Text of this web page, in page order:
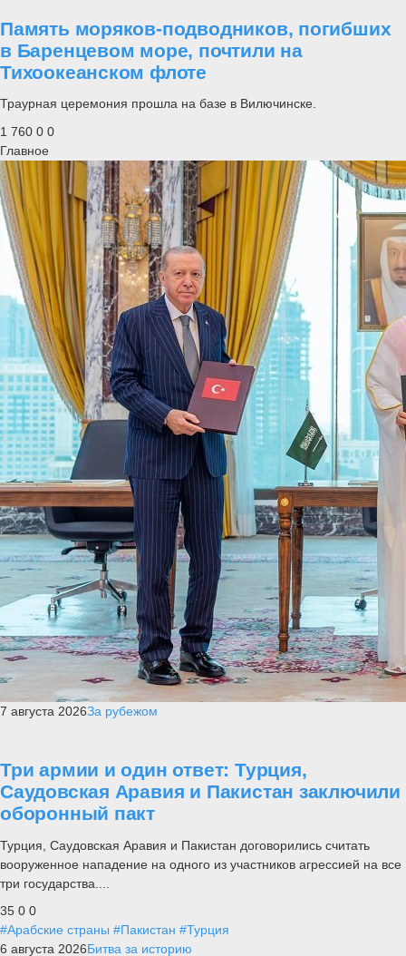
Память моряков-подводников, погибших
в Баренцевом море, почтили на
Тихоокеанском флоте
Траурная церемония прошла на базе в Вилючинске.
1 760 0 0
Главное
7 августа 2026За рубежом
Три армии и один ответ: Турция,
Саудовская Аравия и Пакистан заключили
оборонный пакт
Турция, Саудовская Аравия и Пакистан договорились считать
вооруженное нападение на одного из участников агрессией на все
три государства....
35 0 0
#Арабские страны #Пакистан #Турция
6 августа 2026Битва за историю